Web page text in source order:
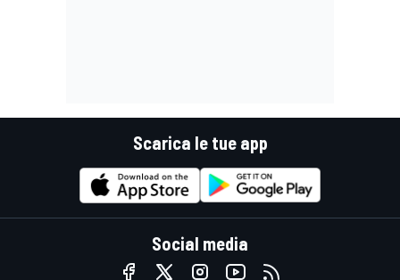
Scarica le tue app
Social media